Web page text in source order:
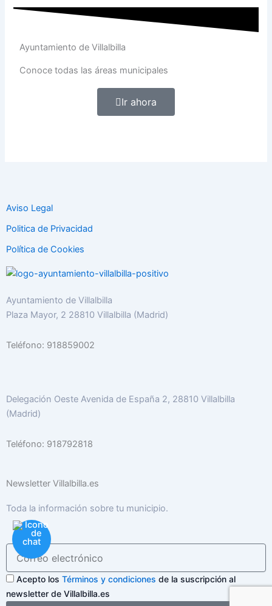
Ayuntamiento de Villalbilla
Conoce todas las áreas municipales
Ir ahora
Aviso Legal
Politica de Privacidad
Política de Cookies
Ayuntamiento de Villalbilla
Plaza Mayor, 2 28810 Villalbilla (Madrid)
Teléfono: 918859002
Delegación Oeste Avenida de España 2, 28810 Villalbilla
(Madrid)
Teléfono: 918792818
Newsletter Villalbilla.es
Toda la información sobre tu municipio.
Acepto los Términos y condiciones de la suscripción al
newsletter de Villalbilla.es